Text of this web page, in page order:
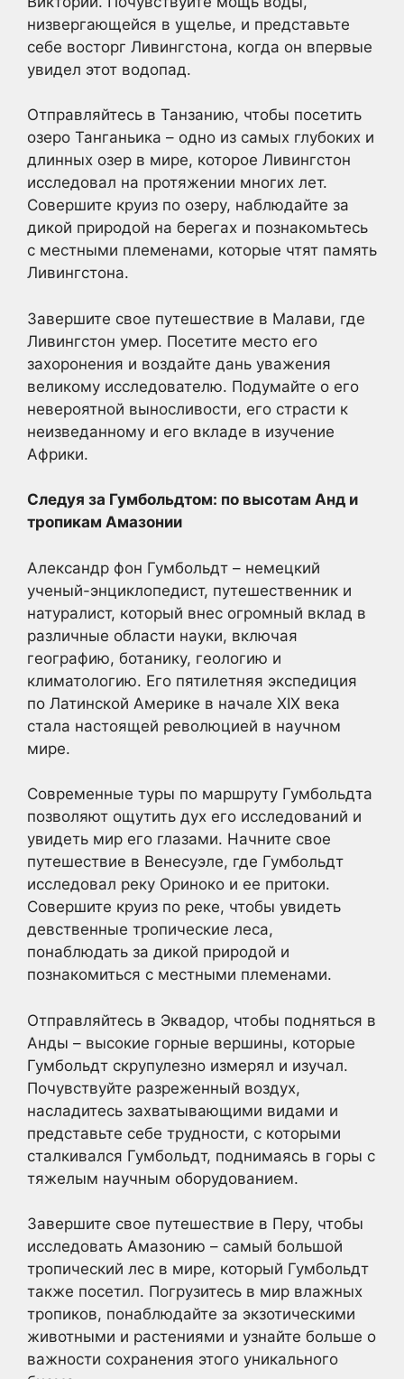
низвергающейся в ущелье, и представьте
себе восторг Ливингстона, когда он впервые
увидел этот водопад.
Отправляйтесь в Танзанию, чтобы посетить
озеро Танганьика – одно из самых глубоких и
длинных озер в мире, которое Ливингстон
исследовал на протяжении многих лет.
Совершите круиз по озеру, наблюдайте за
дикой природой на берегах и познакомьтесь
с местными племенами, которые чтят память
Ливингстона.
Завершите свое путешествие в Малави, где
Ливингстон умер. Посетите место его
захоронения и воздайте дань уважения
великому исследователю. Подумайте о его
невероятной выносливости, его страсти к
неизведанному и его вкладе в изучение
Африки.
Следуя за Гумбольдтом: по высотам Анд и
тропикам Амазонии
Александр фон Гумбольдт – немецкий
ученый-энциклопедист, путешественник и
натуралист, который внес огромный вклад в
различные области науки, включая
географию, ботанику, геологию и
климатологию. Его пятилетняя экспедиция
по Латинской Америке в начале XIX века
стала настоящей революцией в научном
мире.
Современные туры по маршруту Гумбольдта
позволяют ощутить дух его исследований и
увидеть мир его глазами. Начните свое
путешествие в Венесуэле, где Гумбольдт
исследовал реку Ориноко и ее притоки.
Совершите круиз по реке, чтобы увидеть
девственные тропические леса,
понаблюдать за дикой природой и
познакомиться с местными племенами.
Отправляйтесь в Эквадор, чтобы подняться в
Анды – высокие горные вершины, которые
Гумбольдт скрупулезно измерял и изучал.
Почувствуйте разреженный воздух,
насладитесь захватывающими видами и
представьте себе трудности, с которыми
сталкивался Гумбольдт, поднимаясь в горы с
тяжелым научным оборудованием.
Завершите свое путешествие в Перу, чтобы
исследовать Амазонию – самый большой
тропический лес в мире, который Гумбольдт
также посетил. Погрузитесь в мир влажных
тропиков, понаблюдайте за экзотическими
животными и растениями и узнайте больше о
важности сохранения этого уникального